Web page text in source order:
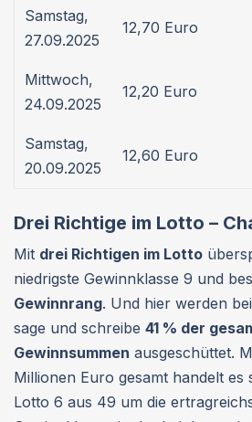
Samstag,
27.09.2025
12,70 Euro
Mittwoch,
24.09.2025
12,20 Euro
Samstag,
20.09.2025
12,60 Euro
Drei Richtige im Lotto –
Mit drei Richtigen im Lotto
niedrigste Gewinnklasse 9 und
Gewinnrang. Und hier werden
sage und schreibe 41 % der
Gewinnsummen ausgeschüttet.
Millionen Euro gesamt handelt es
Lotto 6 aus 49 um die